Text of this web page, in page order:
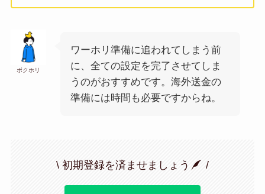
ボクホリ
ワーホリ準備に追われてしまう前
に、全ての設定を完了させてしま
うのがおすすめです。海外送金の
準備には時間も必要ですからね。
\ 初期登録を済ませましょう /